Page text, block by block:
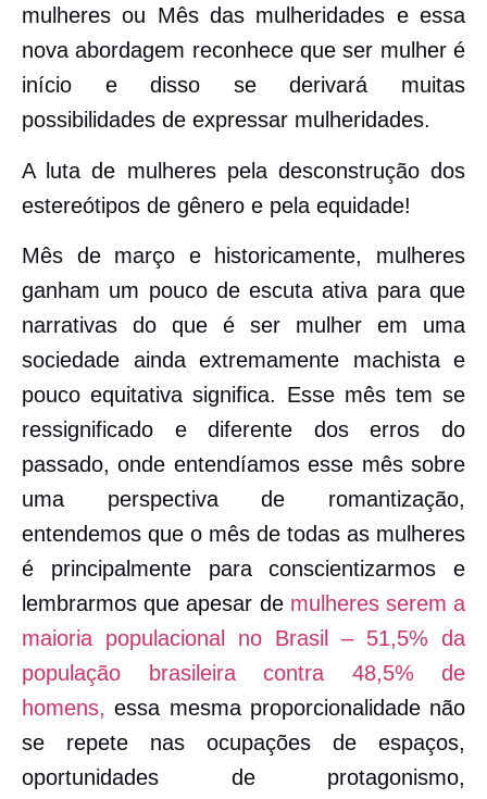
mulheres ou Mês das mulheridades e essa
nova abordagem reconhece que ser mulher é
início e disso se derivará muitas
possibilidades de expressar mulheridades.
A luta de mulheres pela desconstrução dos
estereótipos de gênero e pela equidade!
Mês de março e historicamente, mulheres
ganham um pouco de escuta ativa para que
narrativas do que é ser mulher em uma
sociedade ainda extremamente machista e
pouco equitativa significa. Esse mês tem se
ressignificado e diferente dos erros do
passado, onde entendíamos esse mês sobre
uma perspectiva de romantização,
entendemos que o mês de todas as mulheres
é principalmente para conscientizarmos e
lembrarmos que apesar de mulheres serem a
maioria populacional no Brasil – 51,5% da
população brasileira contra 48,5% de
homens, essa mesma proporcionalidade não
se repete nas ocupações de espaços,
oportunidades de protagonismo,